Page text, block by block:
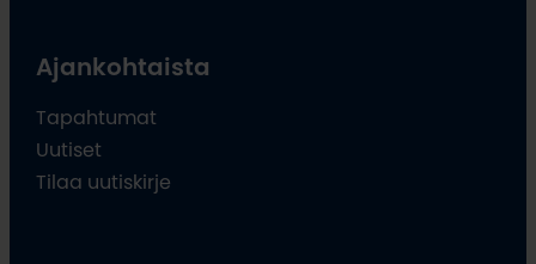
Ajankohtaista
Tapahtumat
Uutiset
Tilaa uutiskirje